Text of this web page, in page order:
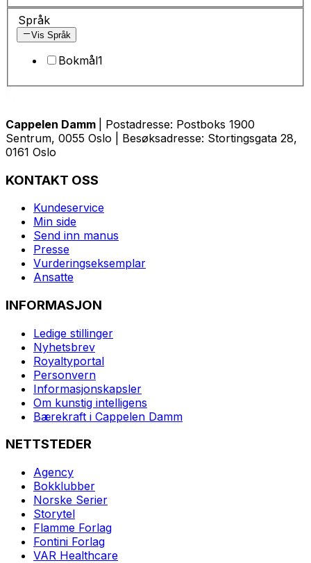
Språk
Vis Språk
Bokmål1
Cappelen Damm
| Postadresse: Postboks 1900
Sentrum, 0055 Oslo | Besøksadresse: Stortingsgata 28,
0161 Oslo
KONTAKT OSS
Kundeservice
Min side
Send inn manus
Presse
Vurderingseksemplar
Ansatte
INFORMASJON
Ledige stillinger
Nyhetsbrev
Royaltyportal
Personvern
Informasjonskapsler
Om kunstig intelligens
Bærekraft i Cappelen Damm
NETTSTEDER
Agency
Bokklubber
Norske Serier
Storytel
Flamme Forlag
Fontini Forlag
VAR Healthcare